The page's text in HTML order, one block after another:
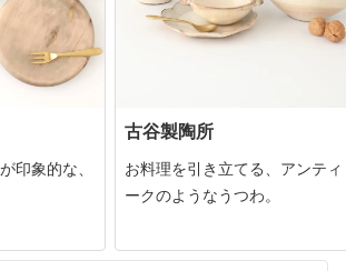
印象的な、
古谷製陶所
お料理を引き立てる、アンティ
ークのようなうつわ。